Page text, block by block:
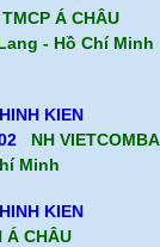
TMCP Á CHÂU
- Hồ Chí Minh
KIEN
NH
Minh
KIEN
Á CHÂU